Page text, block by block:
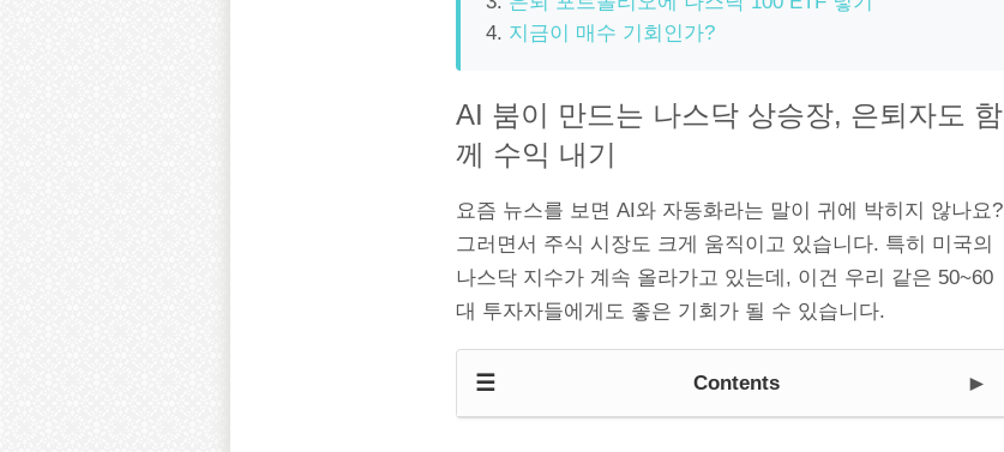
지금이 매수 기회인가?
AI 붐이 만드는 나스닥 상승장, 은퇴자도 함
께 수익 내기
요즘 뉴스를 보면 AI와 자동화라는 말이 귀에 박히지 않나요?
그러면서 주식 시장도 크게 움직이고 있습니다. 특히 미국의
나스닥 지수가 계속 올라가고 있는데, 이건 우리 같은 50~60
대 투자자들에게도 좋은 기회가 될 수 있습니다.
☰ Contents ►